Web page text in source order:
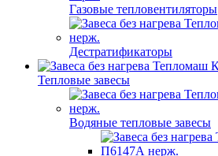
Газовые тепловентиляторы
Дестратификаторы
Тепловые завесы
Водяные тепловые завесы